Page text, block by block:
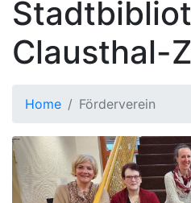
Clausthal-
Home Förderverein